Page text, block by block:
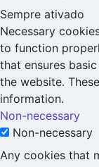
Sempre ativado
Necessary
to function
that ensures
the website.
information.
Non-necessary
Non-necessary
Any cookies that